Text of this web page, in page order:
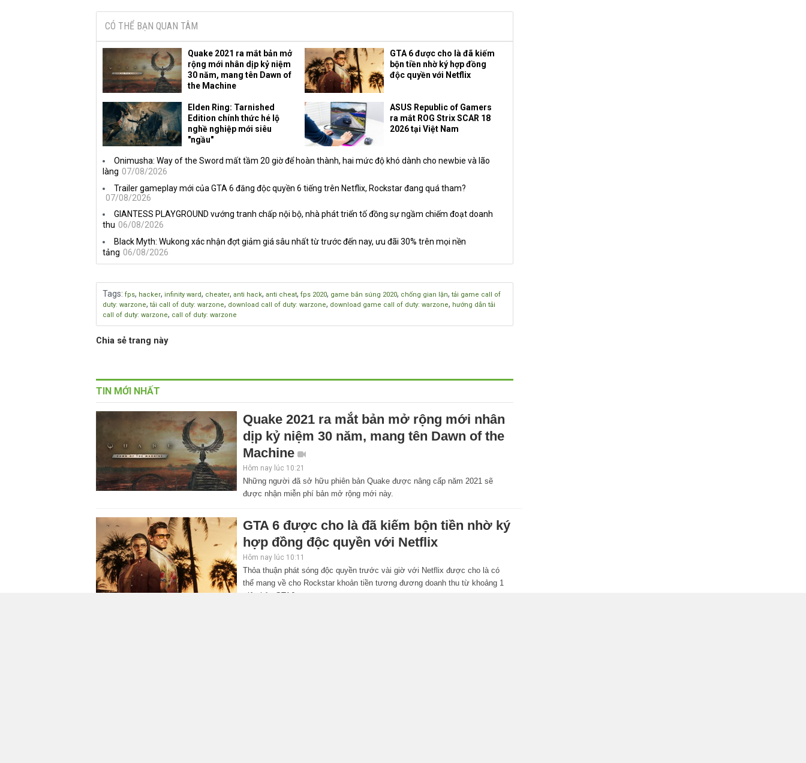
CÓ THỂ BẠN QUAN TÂM
Quake 2021 ra mắt bản mở
rộng mới nhân dịp kỷ niệm
30 năm, mang tên Dawn of
the Machine
GTA 6 được cho là đã kiếm
bộn tiền nhờ ký hợp đồng
độc quyền với Netflix
Elden Ring: Tarnished
Edition chính thức hé lộ
nghề nghiệp mới siêu
"ngầu"
ASUS Republic of Gamers
ra mắt ROG Strix SCAR 18
2026 tại Việt Nam
Onimusha: Way of the Sword mất tầm 20 giờ để hoàn thành, hai mức độ khó dành cho newbie và lão
làng 07/08/2026
Trailer gameplay mới của GTA 6 đăng độc quyền 6 tiếng trên Netflix, Rockstar đang quá tham?
07/08/2026
GIANTESS PLAYGROUND vướng tranh chấp nội bộ, nhà phát triển tố đồng sự ngầm chiếm đoạt doanh
thu 06/08/2026
Black Myth: Wukong xác nhận đợt giảm giá sâu nhất từ trước đến nay, ưu đãi 30% trên mọi nền
tảng 06/08/2026
Tags: fps, hacker, infinity ward, cheater, anti hack, anti cheat, fps 2020, game bắn súng 2020, chống gian lận, tải game call of
duty: warzone, tải call of duty: warzone, download call of duty: warzone, download game call of duty: warzone, hướng dẫn tải
call of duty: warzone, call of duty: warzone
Chia sẻ trang này
TIN MỚI NHẤT
Quake 2021 ra mắt bản mở rộng mới nhân
dịp kỷ niệm 30 năm, mang tên Dawn of the
Machine
Hôm nay lúc 10:21
Những người đã sở hữu phiên bản Quake được nâng cấp năm 2021 sẽ
được nhận miễn phí bản mở rộng mới này.
GTA 6 được cho là đã kiếm bộn tiền nhờ ký
hợp đồng độc quyền với Netflix
Hôm nay lúc 10:11
Thỏa thuận phát sóng độc quyền trước vài giờ với Netflix được cho là có
thể mang về cho Rockstar khoản tiền tương đương doanh thu từ khoảng 1
triệu bản GTA6.